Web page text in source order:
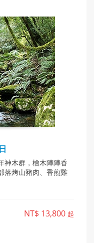
神木群，檜木陣陣香
落烤山豬肉、香煎雞
NT$ 13,800 起